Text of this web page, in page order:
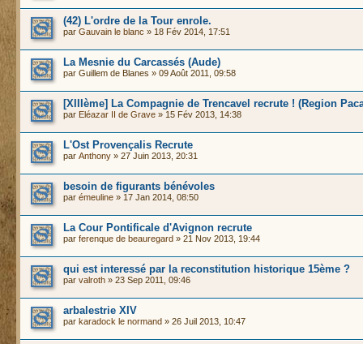
(42) L'ordre de la Tour enrole.
par Gauvain le blanc » 18 Fév 2014, 17:51
La Mesnie du Carcassés (Aude)
par Guillem de Blanes » 09 Août 2011, 09:58
[XIIIème] La Compagnie de Trencavel recrute ! (Region
par Eléazar II de Grave » 15 Fév 2013, 14:38
L'Ost Provençalis Recrute
par Anthony » 27 Juin 2013, 20:31
besoin de figurants bénévoles
par émeuline » 17 Jan 2014, 08:50
La Cour Pontificale d'Avignon recrute
par ferenque de beauregard » 21 Nov 2013, 19:44
qui est interessé par la reconstitution historique 15ème ?
par valroth » 23 Sep 2011, 09:46
arbalestrie XIV
par karadock le normand » 26 Juil 2013, 10:47